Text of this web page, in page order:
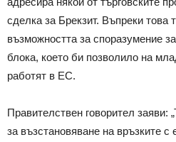
сделка за Брекзит. Въпреки това
възможността за споразумение
блока, което би позволило на
работят в ЕС.
Правителствен говорител заяви:
за възстановяване на връзките с